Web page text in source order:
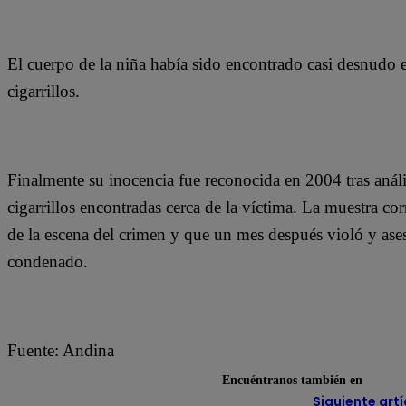
El cuerpo de la niña había sido encontrado casi desnudo
cigarrillos.
Finalmente su inocencia fue reconocida en 2004 tras
cigarrillos encontradas cerca de la víctima. La muestra
de la escena del crimen y que un mes después violó y
condenado.
Fuente: Andina
Siguiente
Encuéntranos también en